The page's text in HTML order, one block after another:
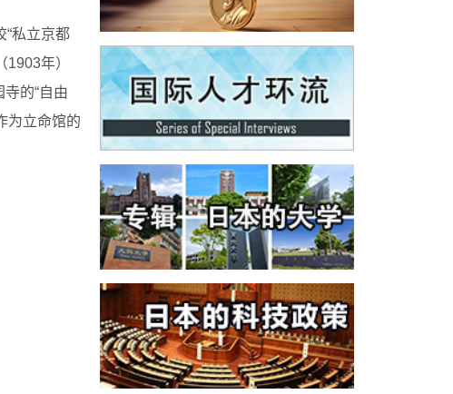
“私立京都
年）
的“自由
为立命馆的
东京都产技研采用新手法开发出可稳定工作
至300℃的介电材料，已验证电容器可在汽车
发动机等高温环境下工作
日本生成式AI使用者占比一年内翻倍，但与
中美德仍有较大差距
政策
日本修订首都直下型地震紧急对策：目标为
死亡人数至少减半，重点强化火灾防控
科学研究
制，阐明即便DNA相同反应迥异之谜
科学研究
神户大学确认口服癌症疫苗B440单药给药的
安全性，在转移性尿路上皮癌患者中开展临
床试验
政策
日本发布《令和8年版科学技术与创新白皮
书》，解读第七期基本计划首年度政策方向
科学研究
东京大学发现可诱导细胞死亡的新型信使物
质
科学研究
东京都健康长寿医疗中心跨器官揭示衰老过
程中的糖链变化
科学研究